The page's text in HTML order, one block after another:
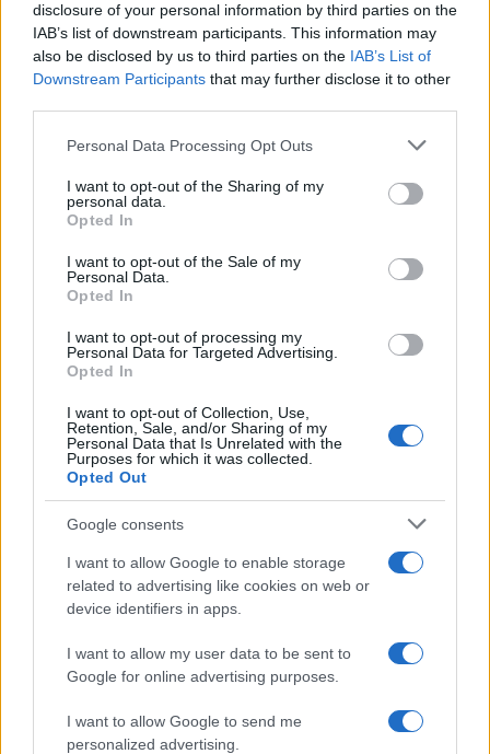
disclosure of your personal information by third parties on the
IAB’s list of downstream participants. This information may
also be disclosed by us to third parties on the IAB’s List of
Downstream Participants that may further disclose it to other
Please note that this website/app uses one or more Google
not limited to your visit or usage behaviour. You may click to
grant or deny consent to Google and its third-party tags to
use your data for below specified purposes in below Google
consent section.
Personal Data Processing Opt Outs
I want to opt-out of the Sharing of my
personal data.
Opted In
I want to opt-out of the Sale of my
Personal Data.
Opted In
I want to opt-out of processing my
Personal Data for Targeted Advertising.
Opted In
I want to opt-out of Collection, Use,
Retention, Sale, and/or Sharing of my
Personal Data that Is Unrelated with the
Purposes for which it was collected.
Opted Out
Google consents
I want to allow Google to enable storage
related to advertising like cookies on web or
device identifiers in apps.
I want to allow my user data to be sent to
Google for online advertising purposes.
I want to allow Google to send me
personalized advertising.
Continua a leggere
B2B NEWS